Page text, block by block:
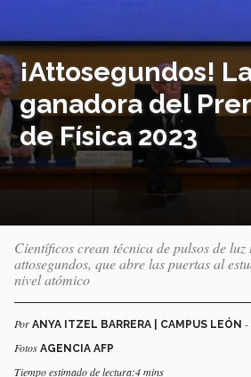
¡Attosegundos!
ganadora del
de Física 2023
Científicos crean técnica de pulsos de
attosegundos, que abre las puertas al
nivel atómico
Por ANYA ITZEL BARRERA | CAMPUS LEÓN -
Fotos AGENCIA AFP
Tiempo estimado de lectura:4 mins